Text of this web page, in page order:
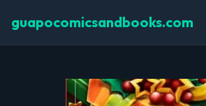
guapocomicsandbooks.com